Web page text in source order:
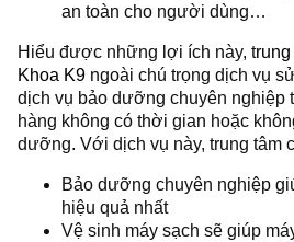
an toàn cho người dùng…
Hiểu được những lợi ích này, trung
Khoa K9 ngoài chú trọng dịch vụ
dịch vụ bảo dưỡng chuyên nghiệp
hàng không có thời gian hoặc
dưỡng. Với dịch vụ này, trung tâm
Bảo dưỡng chuyên nghiệp
hiệu quả nhất
Vệ sinh máy sạch sẽ giúp